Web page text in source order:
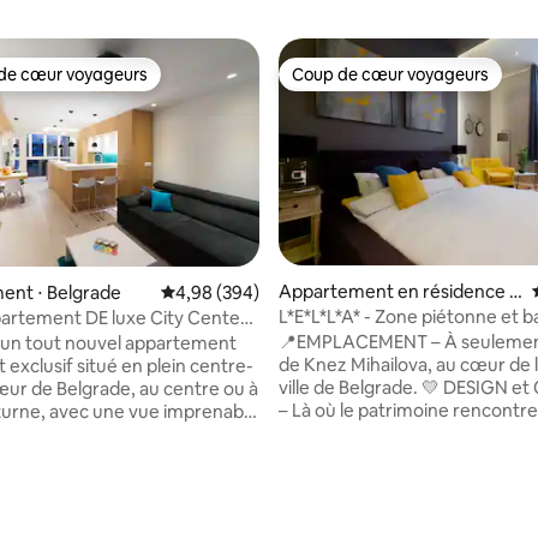
cœur voyageurs les plus appréciés
cœur voyageurs
⋅ Belgrade Évaluation moyenne sur la base de 394
4,98 (394)
DE luxe City Center
! NOUVEAU ! ! !
tout nouvel appartement
exclusif situé en plein centre-
de Belgrade, au centre ou à
avec une vue imprenable
Coup de cœur voyageurs
Coup de cœur voyageurs
Appartement en résidence ⋅
Belgrade
L*E*L*L*A* - Zone piétonne et
charme
📍EMPLACEMENT – À
de Knez Mihailova, au cœur de
ville de Belgrade. 💛 DESIGN et CONFORT
– Là où le patrimoine